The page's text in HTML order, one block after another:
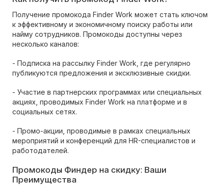
Получение промокода Finder Work может стать ключом
к эффективному и экономичному поиску работы или
найму сотрудников. Промокоды доступны через
несколько каналов:
- Подписка на рассылку Finder Work, где регулярно
публикуются предложения и эксклюзивные скидки.
- Участие в партнерских программах или специальных
акциях, проводимых Finder Work на платформе и в
социальных сетях.
- Промо-акции, проводимые в рамках специальных
мероприятий и конференций для HR-специалистов и
работодателей.
Промокоды Финдер на скидку: Ваши
Преимущества